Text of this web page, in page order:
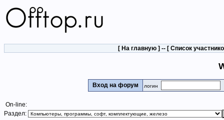
[ На главную ] -- [ Список
Вход на форум логин
On-line:
Раздел: